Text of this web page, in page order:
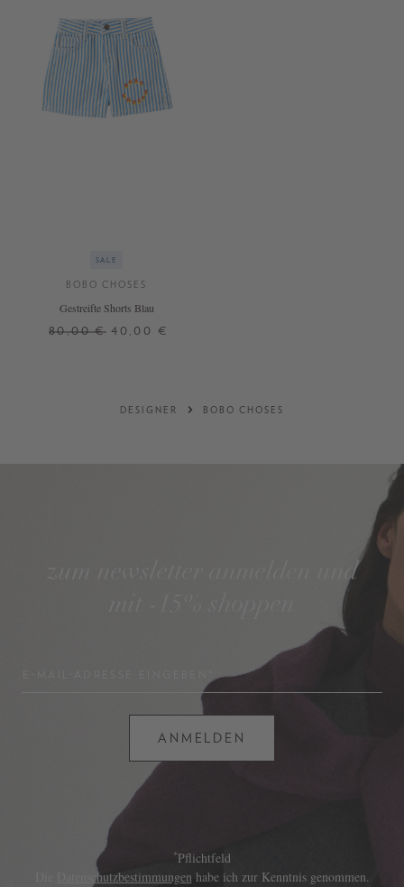
SALE
BOBO CHOSES
Gestreifte Shorts Blau
80,00 € 40,00 €
DESIGNER BOBO CHOSES
zum newsletter anmelden und
ANMELDEN
*Pflichtfeld
Datenschutzbestimmungen habe ich zur Kenntnis genommen.